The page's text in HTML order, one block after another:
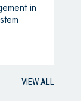
in
VIEW ALL